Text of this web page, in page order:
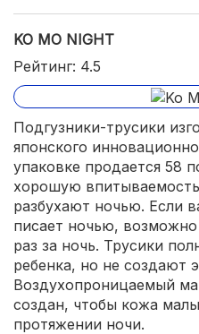
KO MO NIGHT
Рейтинг: 4.5
Подгузники-трусики
японского
упаковке продается 58
хорошую
разбухают ночью. Если
писает ночью,
раз за ночь. Трусики
ребенка, но не создают
Воздухопроницаемый
создан, чтобы кожа
протяжении ночи.